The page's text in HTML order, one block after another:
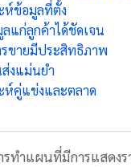
ห์ข้อมูลที่ตั้ง
แก่ลูกค้าได้ชัดเจน
ขายมีประสิทธิภาพ
งแม่นยำ
ห์คู่แข่งและตลาด
ผนที่มีการแสดงราย